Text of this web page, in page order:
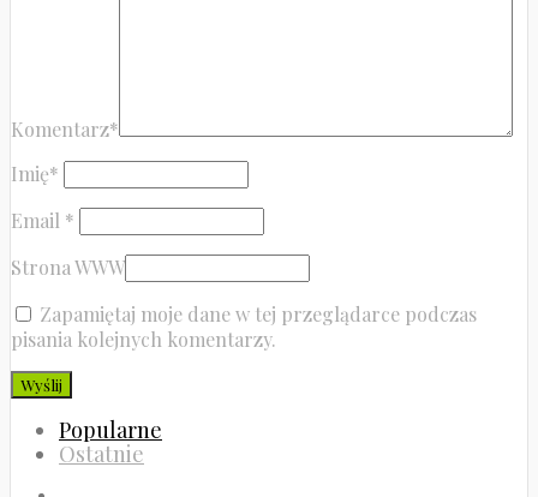
Komentarz*
Imię*
Email *
Strona WWW
Zapamiętaj moje dane w tej przeglądarce podczas
pisania kolejnych komentarzy.
Popularne
Ostatnie